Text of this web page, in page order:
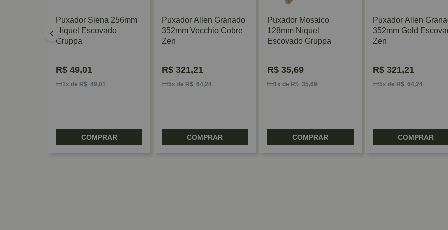
Puxador Siena 256mm
Níquel Escovado
Gruppa
R$ 49,01
1x de R$ 49,01
COMPRAR
Puxador Allen Granado
352mm Vecchio Cobre
Zen
R$321,21
5x de R$ 64,24
COMPRAR
Puxador Mosaico
128mm Níquel
Escovado Gruppa
R$35,69
1x de R$ 35,69
COMPRAR
Puxador Allen
352mm Gold
Zen
R$321,21
5x de R$ 64,24
COMPRAR